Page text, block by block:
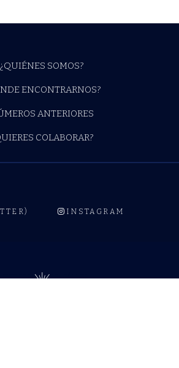
¿QUIÉNES SOMOS?
ENCONTRARNOS?
ANTERIORES
COLABORAR?
INSTAGRAM